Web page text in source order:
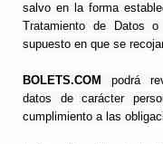
salvo en la forma
Tratamiento de Datos
supuesto en que se
BOLETS.COM
podrá
datos de carácter
cumplimiento a las